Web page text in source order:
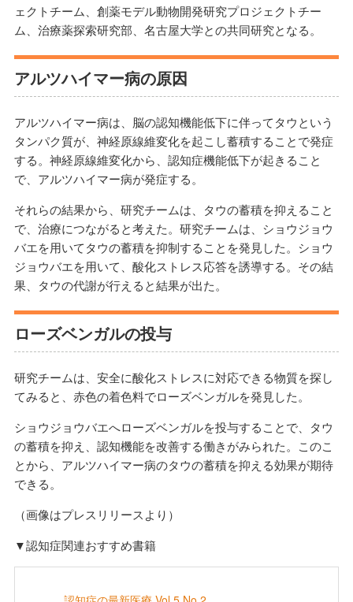
ェクトチーム、創薬モデル動物開発研究プロジェクトチー
ム、治療薬探索研究部、名古屋大学との共同研究となる。
アルツハイマー病の原因
アルツハイマー病は、脳の認知機能低下に伴ってタウという
タンパク質が、神経原線維変化を起こし蓄積することで発症
する。神経原線維変化から、認知症機能低下が起きること
で、アルツハイマー病が発症する。
それらの結果から、研究チームは、タウの蓄積を抑えること
で、治療につながると考えた。研究チームは、ショウジョウ
バエを用いてタウの蓄積を抑制することを発見した。ショウ
ジョウバエを用いて、酸化ストレス応答を誘導する。その結
果、タウの代謝が行えると結果が出た。
ローズベンガルの投与
研究チームは、安全に酸化ストレスに対応できる物質を探し
てみると、赤色の着色料でローズベンガルを発見した。
ショウジョウバエへローズベンガルを投与することで、タウ
の蓄積を抑え、認知機能を改善する働きがみられた。このこ
とから、アルツハイマー病のタウの蓄積を抑える効果が期待
できる。
（画像はプレスリリースより）
▼認知症関連おすすめ書籍